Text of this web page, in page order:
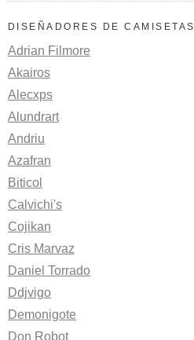
DISEÑADORES DE CAMISETAS
Adrian Filmore
Akairos
Alecxps
Alundrart
Andriu
Azafran
Biticol
Calvichi's
Cojikan
Cris Marvaz
Daniel Torrado
Ddjvigo
Demonigote
Don Robot